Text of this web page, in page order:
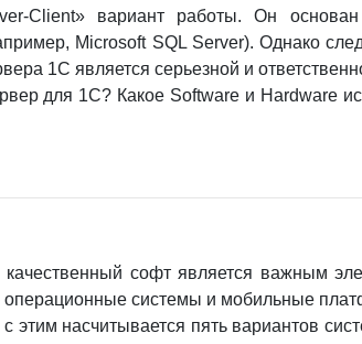
Client» вариант работы. Он основан
Microsoft SQL Server). Однако
1С является серьезной и
для 1С? Какое Software и Hardware
софт является важным
операционные системы и мобильные
этим насчитывается пять вариантов